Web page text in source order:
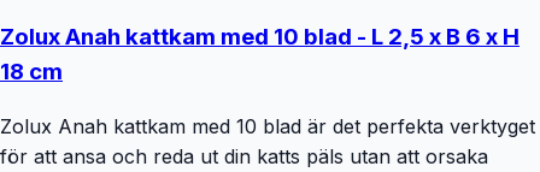
Zolux Anah kattkam med 10 blad - L 2,5 x B 6 x H
18 cm
Zolux Anah kattkam med 10 blad är det perfekta verktyget
för att ansa och reda ut din katts päls utan att orsaka